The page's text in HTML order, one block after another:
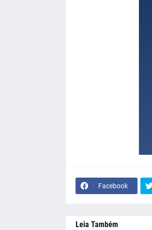
Facebook
Leia Também